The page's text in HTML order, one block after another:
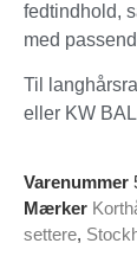
fedtindhold,
med
Til
eller KW
Varenummer
Mærker
settere,